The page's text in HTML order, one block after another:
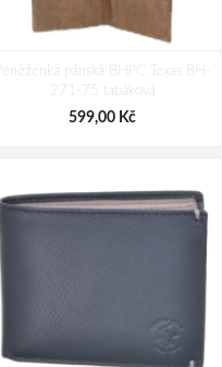
66-60 béžová 78 L
2 190,00 Kč
Peněženka pánská BHPC Texas BH-
271-75 tabáková
599,00 Kč